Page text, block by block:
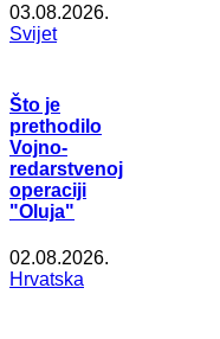
03.08.2026.
Svijet
Što je
prethodilo
Vojno-
redarstvenoj
operaciji
"Oluja"
02.08.2026.
Hrvatska